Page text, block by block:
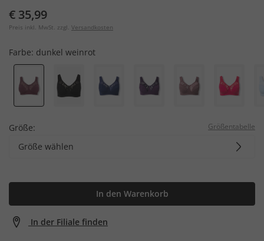
€ 35,99
Preis inkl. MwSt. zzgl. Versandkosten
Farbe: dunkel weinrot
Größe: Größentabelle
Größe wählen
In den Warenkorb
In der Filiale finden